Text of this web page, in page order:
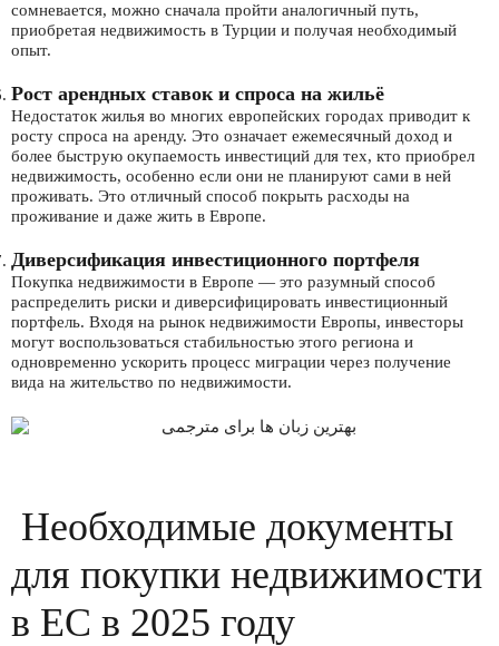
сомневается, можно сначала пройти аналогичный путь,
приобретая недвижимость в Турции и получая необходимый
опыт.
Рост арендных ставок и спроса на жильё
Недостаток жилья во многих европейских городах приводит к
росту спроса на аренду. Это означает ежемесячный доход и
более быструю окупаемость инвестиций для тех, кто приобрел
недвижимость, особенно если они не планируют сами в ней
проживать. Это отличный способ покрыть расходы на
проживание и даже жить в Европе.
Диверсификация инвестиционного портфеля
Покупка недвижимости в Европе — это разумный способ
распределить риски и диверсифицировать инвестиционный
портфель. Входя на рынок недвижимости Европы, инвесторы
могут воспользоваться стабильностью этого региона и
одновременно ускорить процесс миграции через получение
вида на жительство по недвижимости.
Необходимые документы
для покупки недвижимости
в ЕС в 2025 году